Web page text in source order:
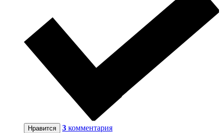
Нравится 3 комментария